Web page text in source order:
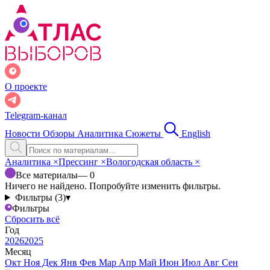
О проекте
Telegram-канал
Новости Обзоры Аналитика Сюжеты English
Аналитика ×Прессинг ×Вологодская область ×
Все материалы— 0
Ничего не найдено. Попробуйте изменить фильтры.
Фильтры (3)▾
Фильтры
Сбросить всё
Год
20262025
Месяц
Окт Ноя Дек Янв Фев Мар Апр Май Июн Июл Авг Сен